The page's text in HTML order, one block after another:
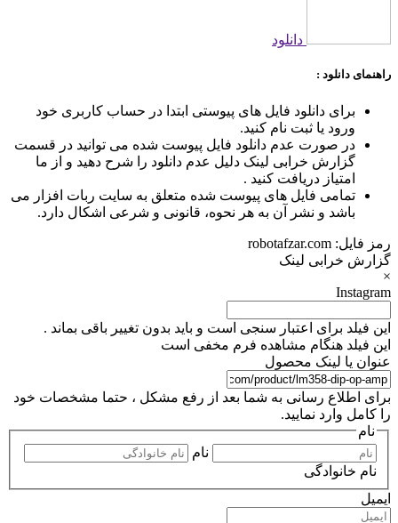
دانلود
راهنمای دانلود :
برای دانلود فایل های پیوستی ابتدا در حساب کاربری خود
ورود یا ثبت نام کنید.
در صورت عدم دانلود فایل پیوست شده می توانید در قسمت
گزارش خرابی لینک دلیل عدم دانلود را شرح دهید و از ما
امتیاز دریافت کنید .
تمامی فایل های پیوست شده متعلق به سایت ربات افزار می
باشد و نشر آن به هر نحوه، قانونی و شرعی اشکال دارد.
رمز فایل: robotafzar.com
گزارش خرابی لینک
×
Instagram
این فیلد برای اعتبار سنجی است و باید بدون تغییر باقی بماند .
این فیلد هنگام مشاهده فرم مخفی است
عنوان یا لینک محصول
برای اطلاع رسانی به شما بعد از رفع مشکل ، حتما مشخصات خود
را کامل وارد نمایید.
نام
نام
نام خانوادگی
ایمیل